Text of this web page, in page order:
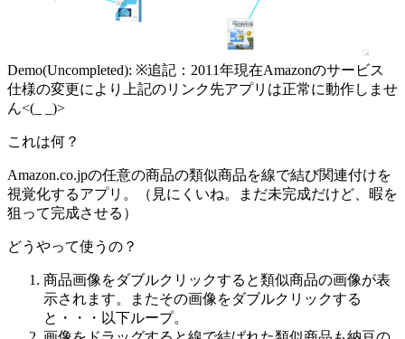
Demo(Uncompleted): ※追記：2011年現在Amazonのサービス
仕様の変更により上記のリンク先アプリは正常に動作しませ
ん<(_ _)>
これは何？
Amazon.co.jpの任意の商品の類似商品を線で結び関連付けを
視覚化するアプリ。（見にくいね。まだ未完成だけど、暇を
狙って完成させる）
どうやって使うの？
商品画像をダブルクリックすると類似商品の画像が表
示されます。またその画像をダブルクリックする
と・・・以下ループ。